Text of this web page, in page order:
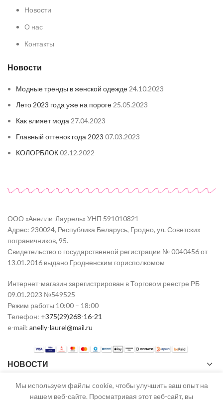
Новости
О нас
Контакты
Новости
Модные тренды в женской одежде 24.10.2023
Лето 2023 года уже на пороге 25.05.2023
Как влияет мода 27.04.2023
Главный оттенок года 2023 07.03.2023
КОЛОРБЛОК02.12.2022
ООО «Анелли-Лаурель» УНП 591010821
Адрес: 230024, Республика Беларусь, Гродно, ул. Советских
пограничников, 95.
Свидетельство о государственной регистрации № 0040456 от
13.01.2016 выдано Гродненским горисполкомом
Интернет-магазин зарегистрирован в Торговом реестре РБ
09.01.2023 №549525
Режим работы 10:00 – 18:00
Телефон: +375(29)268-16-21
e-mail: anelly-laurel@mail.ru
НОВОСТИ
Мы используем файлы cookie, чтобы улучшить ваш опыт на
нашем веб-сайте. Просматривая этот веб-сайт, вы